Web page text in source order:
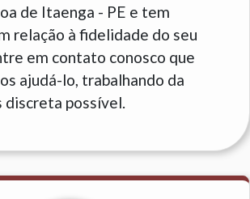
de Itaenga - PE e tem
relação à fidelidade do seu
em contato conosco que
ajudá-lo, trabalhando da
discreta possível.